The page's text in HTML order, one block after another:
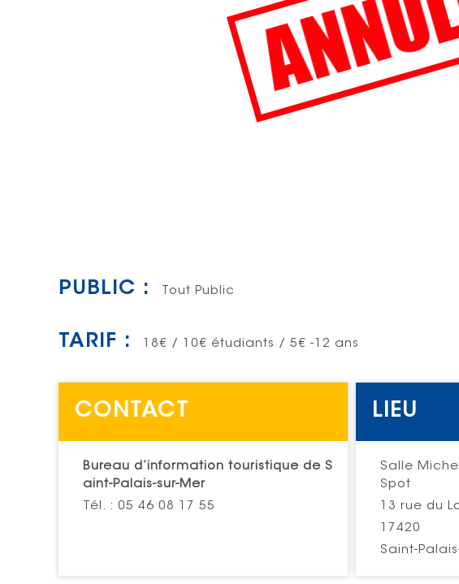
PUBLIC : Tout Public
TARIF : 18€ / 10€ étudiants / 5€ -12 ans
CONTACT
Bureau d’information touristique de S
aint-Palais-sur-Mer
Tél. : 05 46 08 17 55
LIEU
Salle
Spot
13 rue du
17420
Saint-